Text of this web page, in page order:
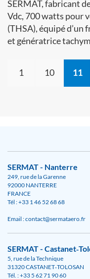
SERMAT, fabricant
Vdc, 700 watts pour
(THSA), équipé d’un
et génératrice
1 10 11
SERMAT - Nanterre
249, rue de la Garenne
92000 NANTERRE
FRANCE
Tél : +33 1 46 52 68 68
Email : contact@sermataero.fr
SERMAT -
5, rue de la Technique
31320 CASTANET‑TOLOSAN
Tél. : +33 5 62 71 90 60